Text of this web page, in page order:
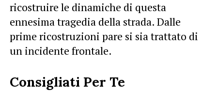
ricostruire le dinamiche di questa
ennesima tragedia della strada. Dalle
prime ricostruzioni pare si sia trattato di
un incidente frontale.
Consigliati Per Te